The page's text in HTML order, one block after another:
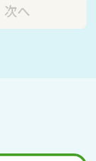
次へ